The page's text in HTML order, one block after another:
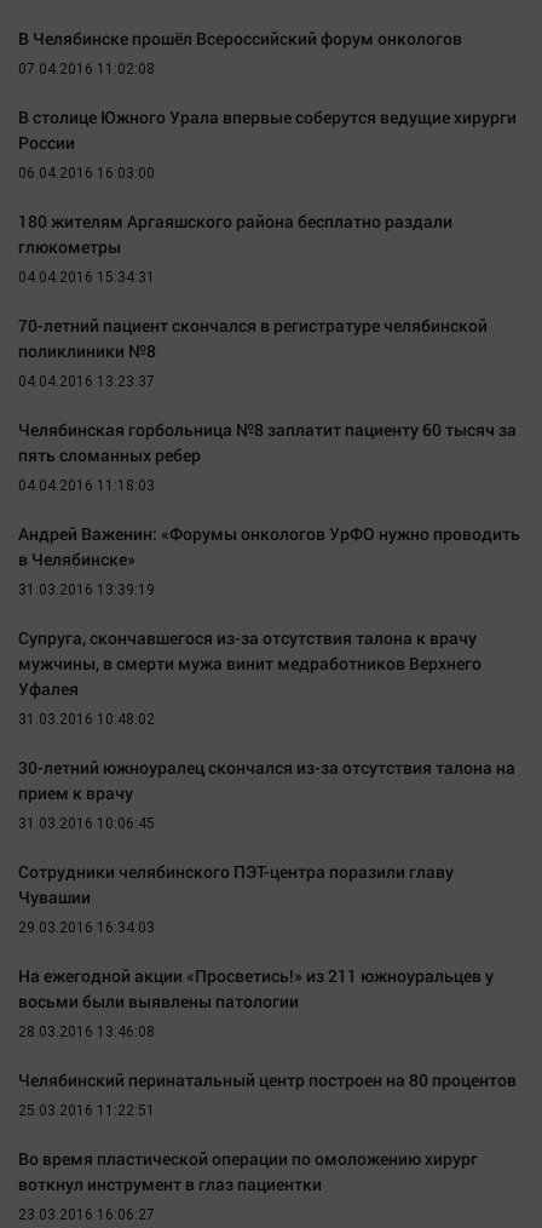
Конкурс
Народная журналистика
Наука
Обсуждаем
Отдых
Персона
Светская жизнь
В Челябинске прошёл Всероссийский форум онкологов
07.04.2016 11:02:08
В столице Южного Урала впервые соберутся ведущие хирурги
России
06.04.2016 16:03:00
180 жителям Аргаяшского района бесплатно раздали
глюкометры
04.04.2016 15:34:31
70-летний пациент скончался в регистратуре челябинской
поликлиники №8
04.04.2016 13:23:37
Челябинская горбольница №8 заплатит пациенту 60 тысяч за
пять сломанных ребер
04.04.2016 11:18:03
Андрей Важенин: «Форумы онкологов УрФО нужно проводить
в Челябинске»
31.03.2016 13:39:19
Супруга, скончавшегося из-за отсутствия талона к врачу
мужчины, в смерти мужа винит медработников Верхнего
Уфалея
31.03.2016 10:48:02
30-летний южноуралец скончался из-за отсутствия талона на
прием к врачу
31.03.2016 10:06:45
Сотрудники челябинского ПЭТ-центра поразили главу
Чувашии
29.03.2016 16:34:03
На ежегодной акции «Просветись!» из 211 южноуральцев у
восьми были выявлены патологии
28.03.2016 13:46:08
Челябинский перинатальный центр построен на 80 процентов
25.03.2016 11:22:51
Во время пластической операции по омоложению хирург
воткнул инструмент в глаз пациентки
23.03.2016 16:06:27